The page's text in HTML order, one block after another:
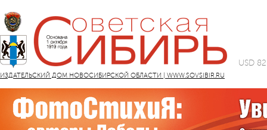
ИЗДАТЕЛЬСКИЙ ДОМ НОВОСИБИРСКОЙ ОБЛАСТИ | WWW.SOVSIBIR.RU
USD